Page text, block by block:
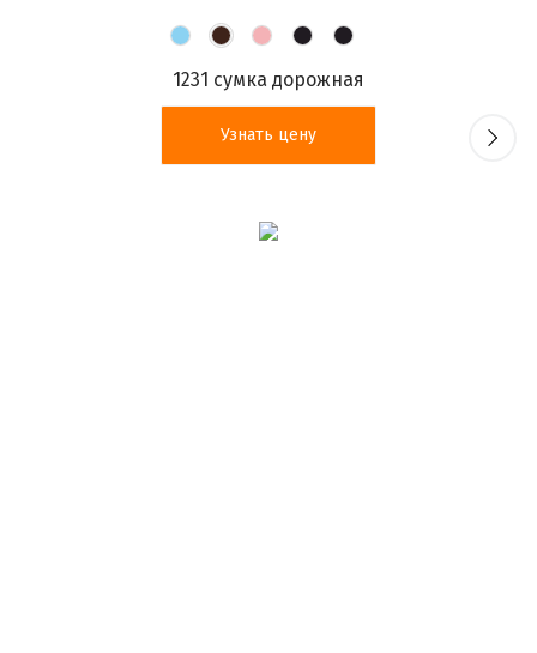
1231 сумка дорожная
Узнать цену